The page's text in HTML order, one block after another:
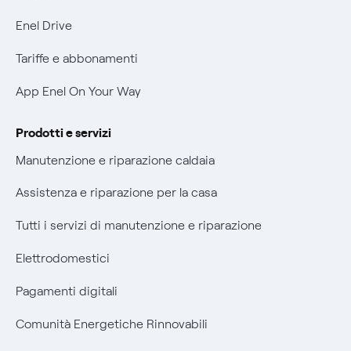
Phishing e truffe online
Verifica chi ti ha chiamato
Agevolazione utenti con disabilità per offerte Fibra
Enel Drive
Tariffe e abbonamenti
App Enel On Your Way
Prodotti e servizi
Manutenzione e riparazione caldaia
Assistenza e riparazione per la casa
Tutti i servizi di manutenzione e riparazione
Elettrodomestici
Pagamenti digitali
Comunità Energetiche Rinnovabili